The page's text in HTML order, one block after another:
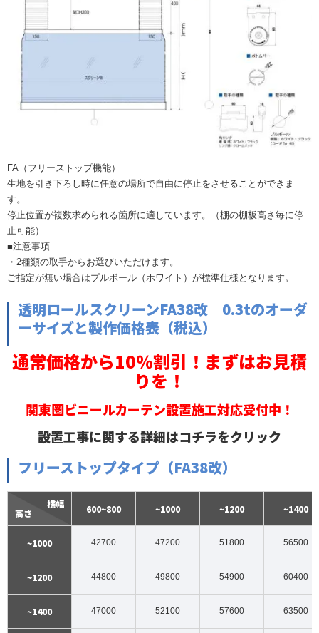
FA（フリーストップ機能）
生地を引き下ろし時に任意の場所で自由に停止をさせることができま
す。
停止位置が複数求められる箇所に適しています。（棚の棚板高さ毎に停
止可能）
■注意事項
・2種類の取手からお選びいただけます。
ご指定が無い場合はプルボール（ホワイト）が標準仕様となります。
透明ロールスクリーンFA38改 0.3tのオーダ
ーサイズと製作価格表（税込）
通常価格から10％割引！まずはお見積
りを！
関東圏ビニールカーテン設置施工対応受付中！
設置工事に関する詳細はコチラをクリック
フリーストップタイプ（FA38改）
横幅
高さ 600~800 ~1000 ~1200 ~1400
~1000 42700 47200 51800 56500
~1200 44800 49800 54900 60400
~1400 47000 52100 57600 63500